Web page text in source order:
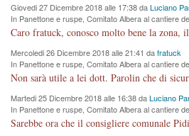
Giovedi 27 Dicembre 2018 alle 17:38 daLuciano
In Panettone e ruspe, Comitato Albera al cantiere
cronoprogramma"
Mercoledi 26 Dicembre 2018 alle 21:41 dafratuck
In Panettone e ruspe, Comitato Albera al cantiere
cronoprogramma"
Martedi 25 Dicembre 2018 alle 16:38 daLuciano
In Panettone e ruspe, Comitato Albera al cantiere
cronoprogramma"